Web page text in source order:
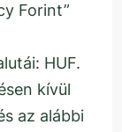
Forint”
HUF.
kívül
az alábbi